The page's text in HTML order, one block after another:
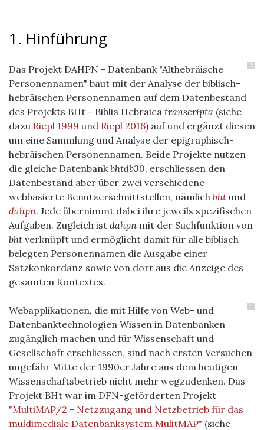
1. Hinführung
3
Das Projekt DAHPN - Datenbank "Althebräische
Personennamen" baut mit der Analyse der biblisch-
hebräischen Personennamen auf dem Datenbestand
des Projekts BHt - Biblia Hebraica transcripta (siehe
dazu Riepl 1999 und Riepl 2016) auf und ergänzt diesen
um eine Sammlung und Analyse der epigraphisch-
hebräischen Personennamen. Beide Projekte nutzen
die gleiche Datenbankbhtdb30, erschliessen den
Datenbestand aber über zwei verschiedene
webbasierte Benutzerschnittstellen, nämlich bht und
dahpn. Jede übernimmt dabei ihre jeweils spezifischen
Aufgaben. Zugleich ist dahpn mit der Suchfunktion von
bht verknüpft und ermöglicht damit für alle biblisch
belegten Personennamen die Ausgabe einer
Satzkonkordanz sowie von dort aus die Anzeige des
gesamten Kontextes.
4
Webapplikationen, die mit Hilfe von Web- und
Datenbanktechnologien Wissen in Datenbanken
zugänglich machen und für Wissenschaft und
Gesellschaft erschliessen, sind nach ersten Versuchen
ungefähr Mitte der 1990er Jahre aus dem heutigen
Wissenschaftsbetrieb nicht mehr wegzudenken. Das
Projekt BHt war im DFN-geförderten Projekt
"MultiMAP/2 - Netzzugang und Netzbetrieb für das
muldimediale Datenbanksystem MulitMAP" (siehe